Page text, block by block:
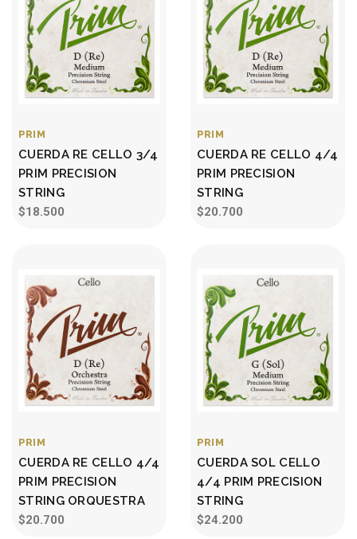
PRIM
CUERDA RE CELLO 3/4
PRIM PRECISION
STRING
$18.500
PRIM
CUERDA RE CELLO 4/4
PRIM PRECISION
STRING
$20.700
PRIM
CUERDA RE CELLO 4/4
PRIM PRECISION
STRING ORQUESTRA
$20.700
PRIM
CUERDA SOL CELLO
4/4 PRIM PRECISION
STRING
$24.200